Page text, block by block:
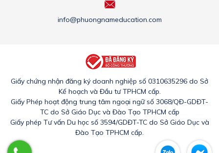
info@phuongnameducation.com
Giấy chứng nhận đăng ký doanh nghiệp số 0310635296 do Sở
Kế hoạch và Đầu tư TPHCM cấp.
Giấy Phép hoạt động trung tâm ngoại ngữ số 3068/QĐ-GDĐT-
TC do Sở Giáo Dục và Đào Tạo TPHCM cấp
Giấy phép Tư vấn Du học số 3594/GDĐT-TC do Sở Giáo Dục và
Đào Tạo TPHCM cấp.